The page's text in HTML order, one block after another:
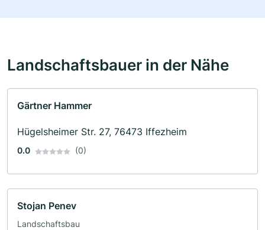
Landschaftsbauer in der Nähe
Gärtner Hammer
Hügelsheimer Str. 27, 76473 Iffezheim
0.0 (0)
Stojan Penev
Landschaftsbau